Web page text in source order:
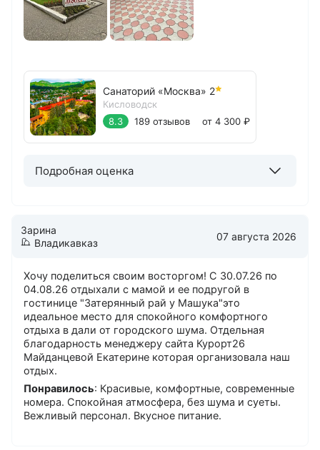
Санаторий «Москва» 2
Кисловодск
8.3
189 отзывов от 4 300 ₽
Подробная оценка
Зарина
Владикавказ
07 августа 2026
Хочу поделиться своим восторгом! С 30.07.26 по
04.08.26 отдыхали с мамой и ее подругой в
гостинице "Затерянный рай у Машука"это
идеальное место для спокойного комфортного
отдыха в дали от городского шума. Отдельная
благодарность менеджеру сайта Курорт26
Майданцевой Екатерине которая организовала наш
отдых.
Понравилось: Красивые, комфортные, современные
номера. Спокойная атмосфера, без шума и суеты.
Вежливый персонал. Вкусное питание.